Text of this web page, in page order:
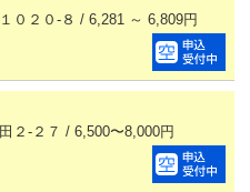
０２０-８ / 6,281 ～ 6,809円
２-２７ / 6,500〜8,000円